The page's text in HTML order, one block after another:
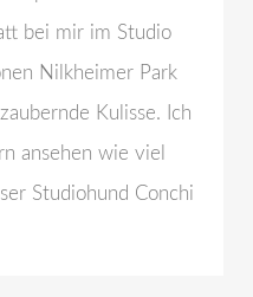
bei mir im Studio
Nilkheimer Park
Kulisse. Ich
ansehen wie viel
Studiohund Conchi